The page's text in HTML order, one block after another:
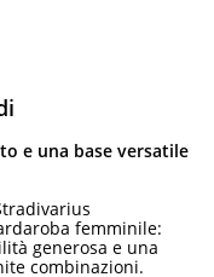
e una base versatile
femminile:
generosa e una
combinazioni.